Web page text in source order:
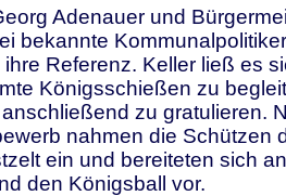
Adenauer und
bekannte
Referenz. Keller ließ es
Königsschießen zu
zu gratulieren.
nahmen die Schützen
ein und bereiteten sich
den Königsball vor.